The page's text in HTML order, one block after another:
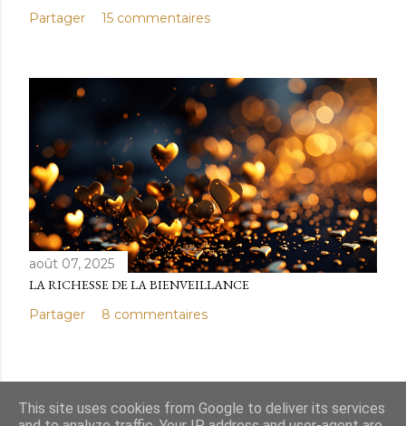
Partager
15 commentaires
août 07, 2025
LA RICHESSE DE LA BIENVEILLANCE
Partager
8 commentaires
This site uses cookies from Google to deliver its services